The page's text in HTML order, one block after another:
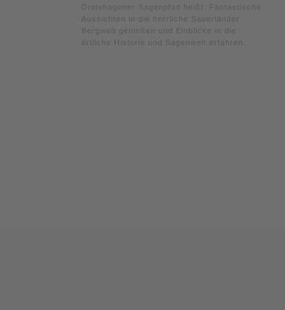
Drolshagener Sagenpfad heißt: Fantastische
Aussichten in die herrliche Sauerländer
Bergwelt genießen und Einblicke in die
örtliche Historie und Sagenwelt erfahren.